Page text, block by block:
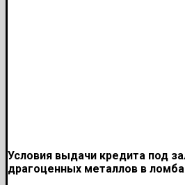
Условия выдачи кредита под
драгоценных металлов в